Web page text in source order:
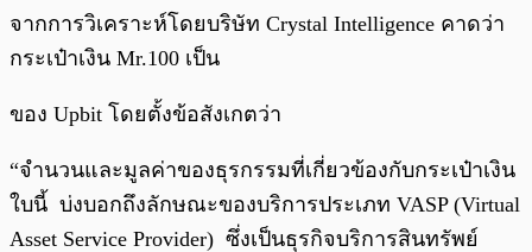
จากการวิเคราะห์โดยบริษัท Crystal Intelligence คาดว่า
กระเป๋าเงิน Mr.100 เป็น
ของ Upbit โดยตั้งข้อสังเกตว่า
“จำนวนและมูลค่าของธุรกรรมที่เกี่ยวข้องกับกระเป๋าเงิน
ใบนี้ บ่งบอกถึงลักษณะของบริการประเภท VASP (Virtual
Asset Service Provider) ซึ่งเป็นธุรกิจบริการสินทรัพย์